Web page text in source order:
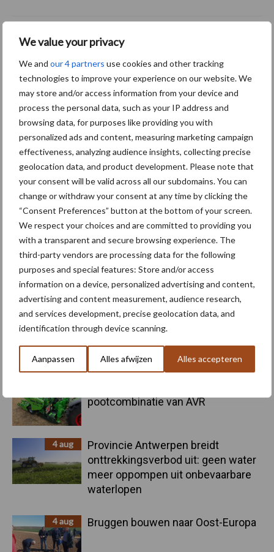
We value your privacy
We and our 4 partners use cookies and other tracking
technologies to improve your experience on our website. We
may store and/or access information from your device and
process the personal data, such as your IP address and
browsing data, for purposes like providing you with
personalized ads and content, measuring marketing campaign
effectiveness, analyzing audience insights, collecting precise
geolocation data, and product development. Please note that
your consent will be valid across all our subdomains. You can
change or withdraw your consent at any time by clicking the
“Consent Preferences” button at the bottom of your screen.
We respect your choices and are committed to providing you
with a transparent and secure browsing experience. The
third-party vendors are processing data for the following
purposes and special features: Store and/or access
information on a device, personalized advertising and content,
advertising and content measurement, audience research,
and services development, precise geolocation data, and
identification through device scanning.
Aanpassen Alles afwijzen Alles accepteren
Primaire
Sidebar
Recent nieuws Partner nieuws
6 aug
"Hoge verwachtingen van schijven
voor kouters"
pootcombinatie van AVR
4 aug
Provincie Antwerpen breidt
onttrekkingsverbod uit: geen water
meer oppompen uit onbevaarbare
waterlopen
4 aug Bruggen bouwen naar Oost-Europa
Meer lezen over:
Maak uw keuze
Machines Duurzaamheid
Toon meer